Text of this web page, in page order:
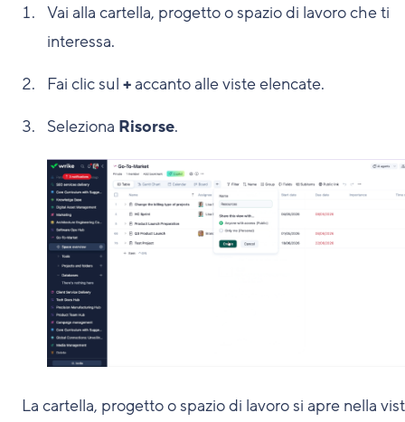
Vai alla cartella, progetto o spazio di lavoro che ti
interessa.
Fai clic sul +accanto alle viste elencate.
Seleziona Risorse.
La cartella, progetto o spazio di lavoro si apre nella